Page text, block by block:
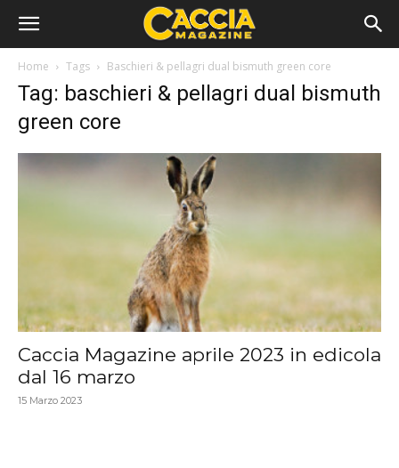
Home Tags Baschieri & pellagri dual bismuth green core
Tag: baschieri & pellagri dual bismuth
green core
Caccia Magazine aprile 2023 in edicola
dal 16 marzo
15 Marzo 2023